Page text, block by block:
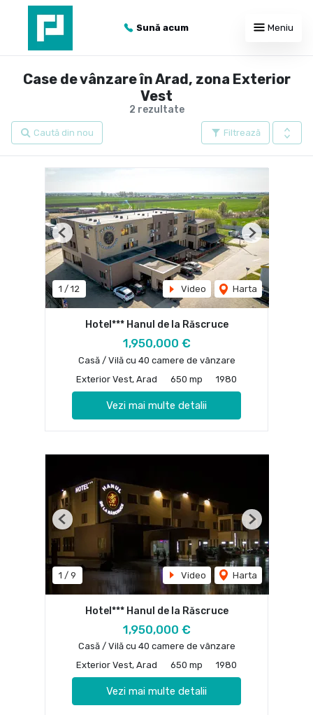
Sună acum Meniu
2 rezultate
Case de vânzare în Arad, zona Exterior
Vest
Filtrează
Caută din nou
1 / 12 Video Harta
Previous Next
Hotel*** Hanul de la Răscruce
1,950,000 €
Casă / Vilă cu 40 camere de vânzare
Exterior Vest, Arad
650 mp 1980
Vezi mai multe detalii
1 / 9 Video Harta
Previous Next
Hotel*** Hanul de la Răscruce
1,950,000 €
Casă / Vilă cu 40 camere de vânzare
Exterior Vest, Arad
650 mp 1980
Vezi mai multe detalii